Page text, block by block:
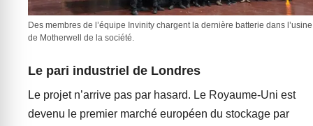
Des membres de l’équipe Invinity chargent la dernière batterie dans l’usine
de Motherwell de la société.
Le pari industriel de Londres
Le projet n’arrive pas par hasard. Le Royaume-Uni est
devenu le premier marché européen du stockage par